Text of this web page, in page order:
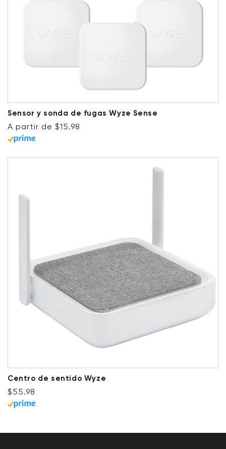
Sensor y sonda de fugas Wyze Sense
Precio habitual
A partir de $15.98
Centro de sentido Wyze
Precio habitual
$55.98